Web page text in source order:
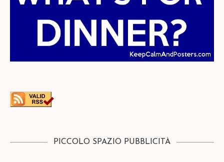
PICCOLO SPAZIO PUBBLICITÀ